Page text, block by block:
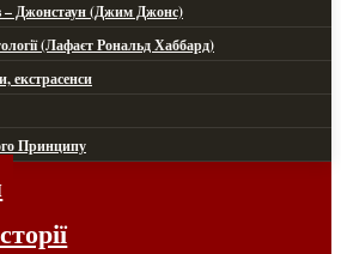
– Джонстаун (Джим Джонс)
(Лафаєт Рональд Хаббард)
екстрасенси
Принципу